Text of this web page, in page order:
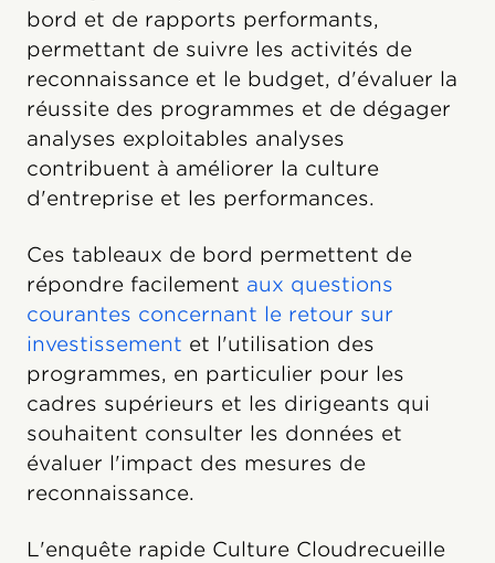
bord et de rapports performants,
permettant de suivre les activités de
reconnaissance et le budget, d'évaluer la
réussite des programmes et de dégager
analyses exploitables analyses
contribuent à améliorer la culture
d'entreprise et les performances.
Ces tableaux de bord permettent de
répondre facilement aux questions
courantes concernant le retour sur
investissement et l'utilisation des
programmes, en particulier pour les
cadres supérieurs et les dirigeants qui
souhaitent consulter les données et
évaluer l'impact des mesures de
reconnaissance.
L'enquête rapide Culture Cloudrecueille